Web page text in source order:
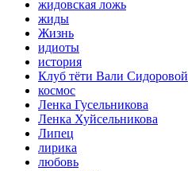
жидовская ложь
жиды
Жизнь
идиоты
история
Клуб тёти Вали Сидоровой
космос
Ленка Гусельникова
Ленка Хуйсельникова
Липец
лирика
любовь